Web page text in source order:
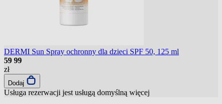
DERMI Sun Spray ochronny dla dzieci SPF 50, 125 ml
59 99
zł
Dodaj
Usługa rezerwacji jest usługą domyślną więcej